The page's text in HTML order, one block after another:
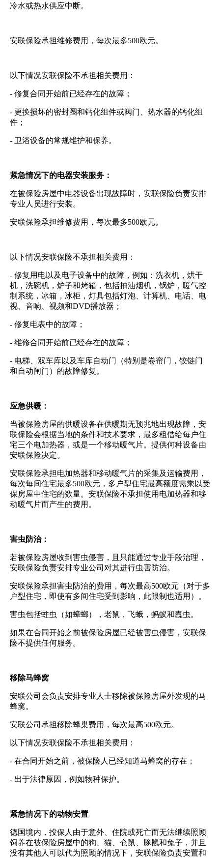
冷水或热水供应中断。
安联保险承担维修费用，每次最多500欧元。
以下情况安联保险不承担相关费用：
- 修复合同开始前已经存在的故障；
- 更换损坏的密封圈和钙化组件或阀门、热水器的钙化组
件；
- 卫浴设备的常规维护和保养。
紧急情况下的电器安装服务：
在被保险房屋中电器设备出现故障时，安联保险负责安排
专业人员进行安装。
安联保险承担维修费用，每次最多500欧元。
以下情况安联保险不承担相关费用：
- 修复用电以及电子设备中的故障，例如：洗衣机，烘干
机，洗碗机，炉子和烤箱，包括抽油烟机，锅炉，暖气控
制系统，冰箱，冰柜，灯具包括灯泡、计算机、电话、电
视、音响、视频和DVD播放器；
- 修复电表中的故障；
- 维修合同开始前已经存在的故障；
- 电梯、双车库以及车库自动门（特别是卷帘门，铰链门
和自动闸门）的故障修复。
应急供暖：
当被保险房屋的供暖设备在供暖期无预兆地出现故障，安
联保险会根据当地的条件和技术要求，最多租借给每户住
宅三个电加热器，或是一个移动暖气片。提供何种设备由
安联保险决定。
安联保险承担电加热器和移动暖气片的采集及运输费用，
每次每间住宅最多500欧元，多户型住宅最高额度需乘以受
保房屋中住宅的数量。安联保险不承担使用电加热器和移
动暖气片而产生的费用。
害虫防治：
若被保险房屋收到害虫侵害，且只能通过专业手段治理，
安联保险负责安排专业公司对其进行虫害防治。
安联保险承担害虫防治的费用，每次最高500欧元（对于多
户型住宅，即使有多间住宅受到影响，此限制也适用）。
害虫包括蛀虫（如蟑螂），老鼠，飞蛾，蚂蚁和蠹虫。
如果在合同开始之前被保险房屋已经被害虫侵害，安联保
险不提供任何服务。
移除马蜂窝
安联公司会负责安排专业人士移除被保险房屋外发现的马
蜂窝。
安联公司承担移除蜂巢费用，每次最高500欧元。
以下情况安联保险不承担相关费用：
- 在合同开始之前，被保险人已经知道马蜂窝的存在；
- 出于法律原因，例如物种保护。
紧急情况下的动物安置
德国境内，投保人由于意外、住院或死亡而无法继续照顾
饲养在被保险房屋中的狗、猫、仓鼠、豚鼠和兔子，并且
没有其他人可以代为照顾的情况下，安联保险负责安置和